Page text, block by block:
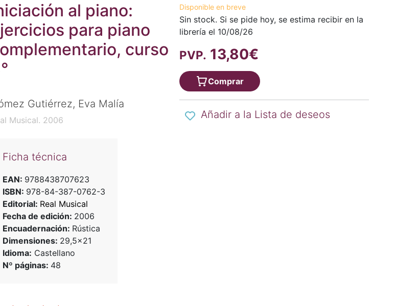
al piano:
para piano
curso
Gutiérrez, Eva Malía
Musical. 2006
Ficha técnica
EAN: 9788438707623
ISBN: 978-84-387-0762-3
Editorial: Real Musical
Fecha de edición: 2006
Encuadernación: Rústica
Dimensiones: 29,5x21
Idioma: Castellano
Nº páginas: 48
Disponible en breve
Sin stock. Si se pide hoy, se estima recibir en la
librería el 10/08/26
PVP. 13,80€
Comprar
Añadir a la Lista de deseos